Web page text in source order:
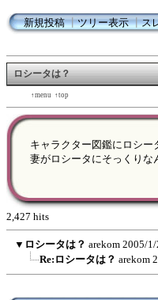
新規投稿┃ツリー表示┃ス
ロシータは？
↑menu ↑top
キャラクター図鑑にロシー
妻がロシータにそっくりな
2,427 hits
▼ ロシータは？ arekom 2005/
Re:ロシータは？ arekom